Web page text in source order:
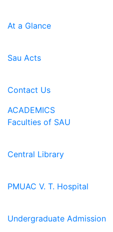
At a Glance
Sau Acts
Contact Us
ACADEMICS
Faculties of SAU
Central Library
PMUAC V. T. Hospital
Undergraduate Admission